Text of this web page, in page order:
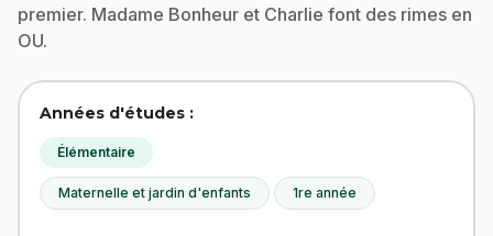
premier. Madame Bonheur et Charlie font des rimes en
OU.
Années d'études :
Élémentaire
Maternelle et jardin d'enfants 1re année